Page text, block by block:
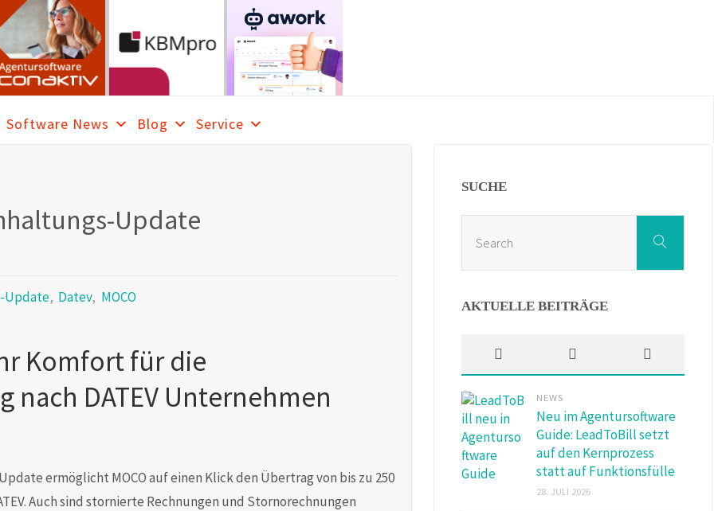
Software News Blog Service
Update
Update, Datev, MOCO
Komfort für die
nach DATEV Unternehmen
ermöglicht MOCO auf einen Klick den Übertrag von bis zu 250
Auch sind stornierte Rechnungen und Stornorechnungen
SUCHE
Search
AKTUELLE BEITRÄGE
NEWS
Neu im Agentursoftware
Guide: LeadToBill setzt
auf den Kernprozess
statt auf Funktionsfülle
28. JULI 2026